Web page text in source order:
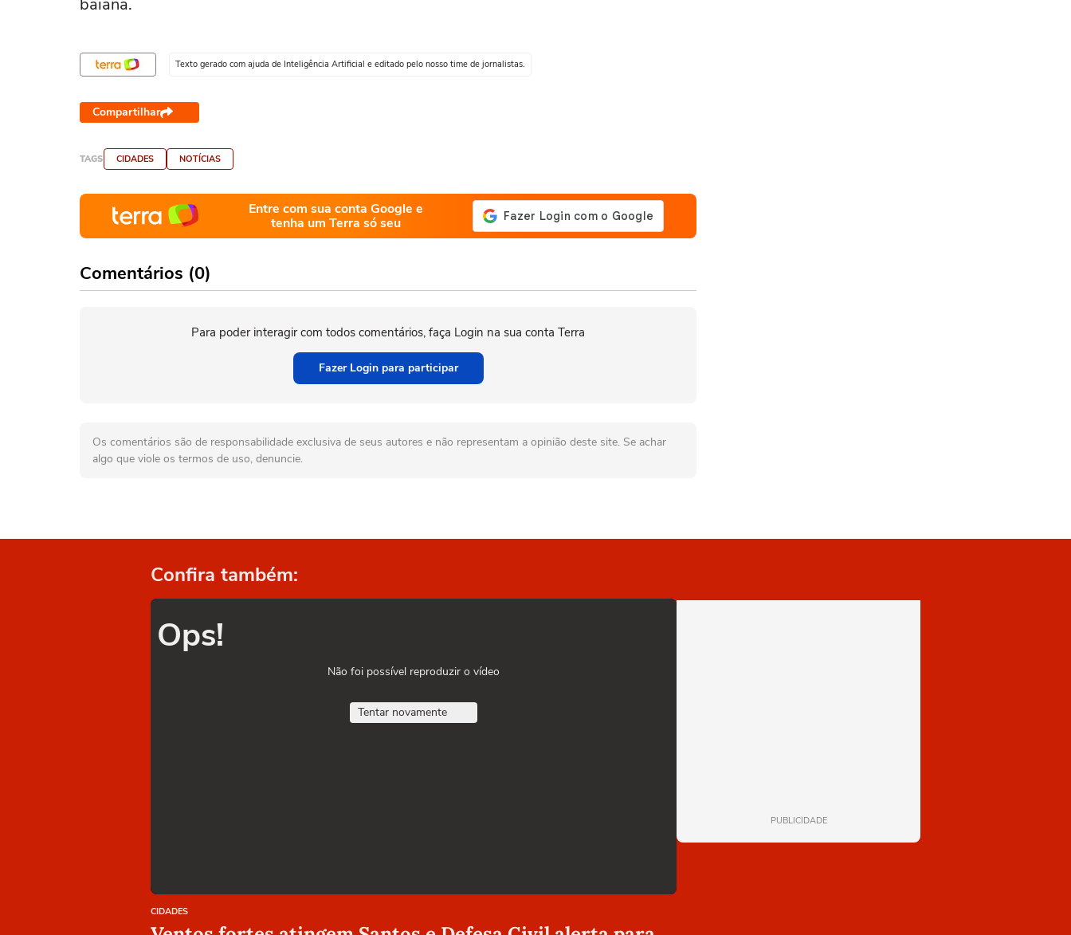
baiana.
Texto gerado com ajuda de Inteligência Artificial e editado pelo nosso time de jornalistas.
Compartilhar
TAGS CIDADES NOTÍCIAS
Entre com sua conta Google e
tenha um Terra só seu
Comentários (0)
Para poder interagir com todos comentários, faça Login na sua conta Terra
Fazer Login para participar
Os comentários são de responsabilidade exclusiva de seus autores e não representam a opinião deste site. Se achar
algo que viole os termos de uso, denuncie.
Confira também:
Ops!
Não foi possível reproduzir o vídeo
Tentar novamente
CIDADES
PUBLICIDADE